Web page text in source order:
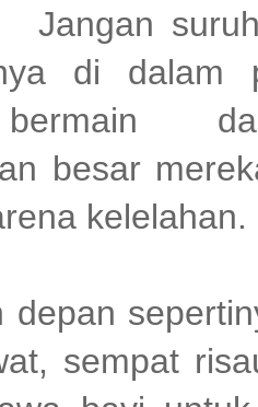
Jangan
di dalam
bermain
besar
kelelahan.
depan
sempat